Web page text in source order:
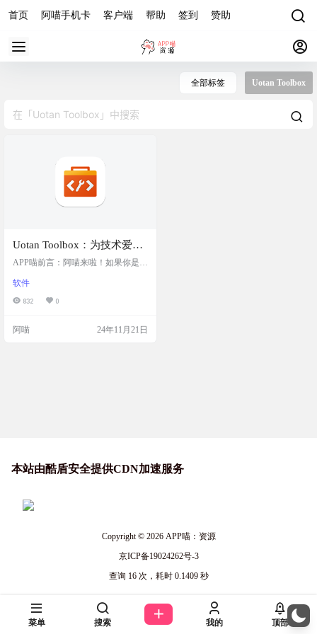
首页 阿喵手机卡 客户端 帮助 签到 赞助
全部标签 Uotan Toolbox
Uotan Toolbox：为技术爱好
者打造的现代化工具箱，提
满足极客们在项目管理、代
码编辑、系统优化等方面的
APP喵前言：阿喵来啦！如果你是技
对不能错过Uotan Toolbox。这个全新
的现代化工具箱是专门为像你这样
便。无论是项目管理、代码编辑还
软件
832 0
阿喵 24年11月21日
本站由酷盾安全提供CDN加速服务
Copyright © 2026APP喵：资源
京ICP备19024262号-3
查询 16 次，耗时 0.1409 秒
菜单 搜索 我的 顶部